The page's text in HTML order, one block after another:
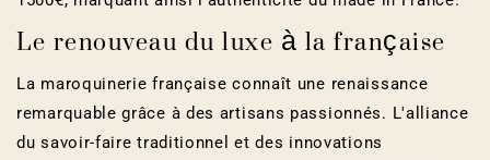
Le renouveau du luxe à la française
La maroquinerie française connaît une renaissance
remarquable grâce à des artisans passionnés. L'alliance
du savoir-faire traditionnel et des innovations